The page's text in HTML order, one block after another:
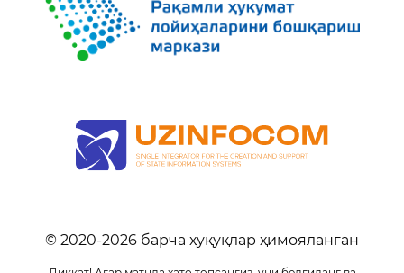
© 2020-2026 барча ҳуқуқлар ҳимояланган